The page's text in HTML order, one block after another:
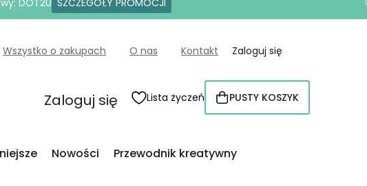
DOT20 SZCZEGÓŁY PROMOCJI
Wszystko o zakupach O nas Kontakt Zaloguj się
Zaloguj się Lista życzeń KOSZYK
PUSTY KOSZYK
Nowości Przewodnik kreatywny